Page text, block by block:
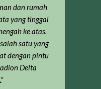
dan rumah
yang tinggal
ke atas.
satu yang
dengan pintu
Delta